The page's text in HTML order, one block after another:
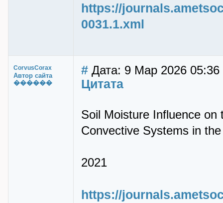
https://
0031.1.xml
CorvusCorax
Автор сайта
������
# Дата: 9 Мар 2026 05:36
Цитата
Soil Moisture Influence
Convective Systems in
2021
https://